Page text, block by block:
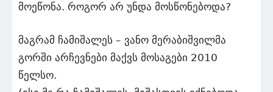
მოეწონა. როგორ არ უნდა მოსწონებოდა?
მაგრამ ჩამიშალეს – ვანო მერაბიშვილმა
გორში არჩევნები მაქვს მოსაგები 2010
წელსო.